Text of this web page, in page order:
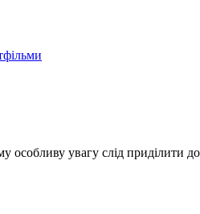
особливу увагу слід